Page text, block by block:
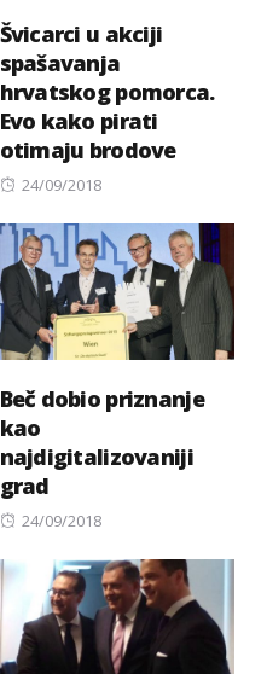
Švicarci u akciji
spašavanja
hrvatskog pomorca.
Evo kako pirati
otimaju brodove
Posted
24/09/2018
Beč dobio priznanje
kao
najdigitalizovaniji
grad
Posted
24/09/2018